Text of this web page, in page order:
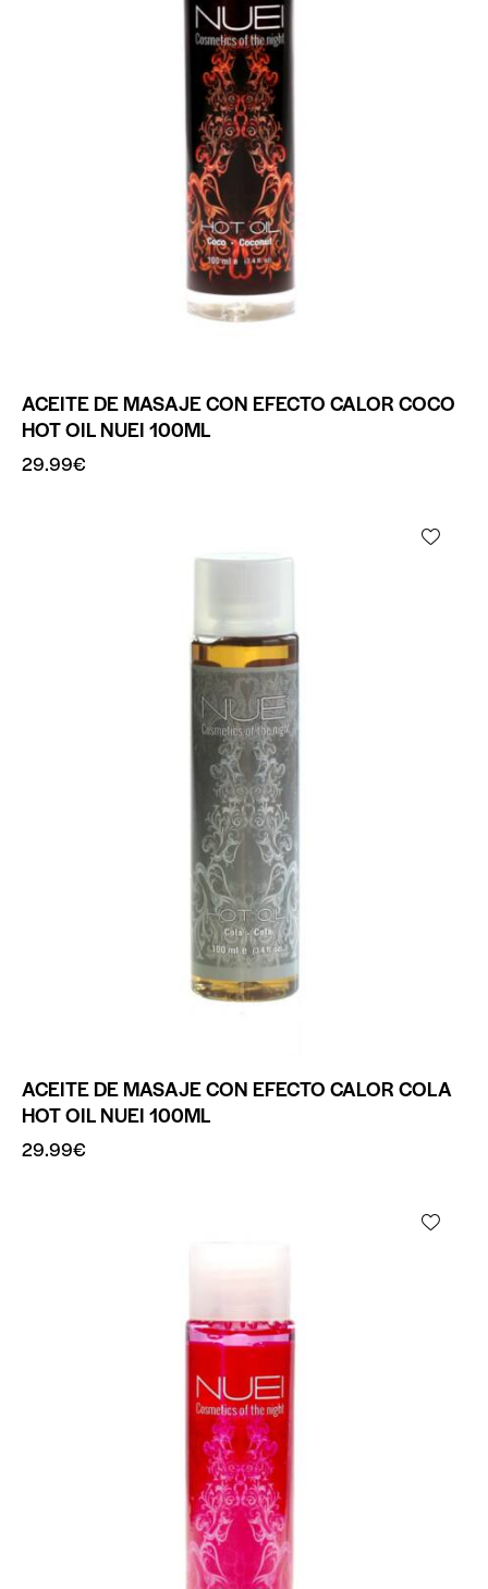
ACEITE DE MASAJE CON EFECTO CALOR COCO
HOT OIL NUEI 100ML
29.99€
ACEITE DE MASAJE CON EFECTO CALOR COLA
HOT OIL NUEI 100ML
29.99€